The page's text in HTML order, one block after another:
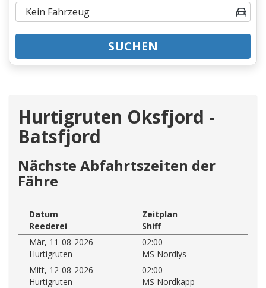
SUCHEN
Hurtigruten Oksfjord -
Batsfjord
Nächste Abfahrtszeiten der
Fähre
Datum
Zeitplan
Reederei
Shiff
Mär, 11-08-2026
02:00
Hurtigruten
MS Nordlys
Mitt, 12-08-2026
02:00
Hurtigruten
MS Nordkapp